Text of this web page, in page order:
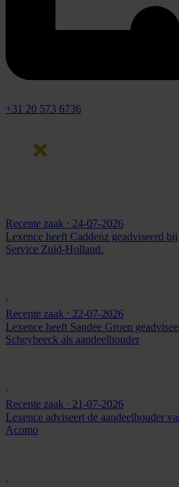
+31 20 573 6736
Recente zaak ⸱ 24-07-2026
Lexence heeft Caddenz geadviseerd
Service Zuid-Holland.
Recente zaak ⸱ 22-07-2026
Lexence heeft Sandee Groen
Scheybeeck als aandeelhouder
Recente zaak ⸱ 21-07-2026
Lexence adviseert de aandeelhouder
Acomo